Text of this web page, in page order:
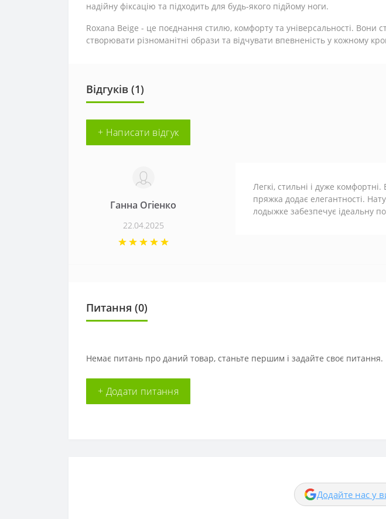
надійну фіксацію та підходить для будь-якого підйому ноги.
Roxana Beige - це поєднання стилю, комфорту та універсальності.
створювати різноманітні образи та відчувати впевненість у кожному
Відгуків (1)
+ Написати відгук
Ганна Огіенко
22.04.2025
Легкі, стильні і дуже
пряжка додає елегантності.
лодыжке забезпечує ідеальну
Питання (0)
Немає питань про даний товар, станьте першим і задайте своє питання.
+ Додати питання
Додайте нас у